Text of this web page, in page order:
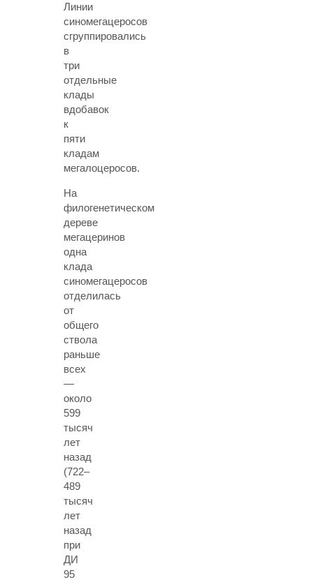
Линии
синомегацеросов
сгруппировались
в
три
отдельные
клады
вдобавок
к
пяти
кладам
мегалоцеросов.
На
филогенетическом
дереве
мегацеринов
одна
клада
синомегацеросов
отделилась
от
общего
ствола
раньше
всех
—
около
599
тысяч
лет
назад
(722–
489
тысяч
лет
назад
при
ДИ
95